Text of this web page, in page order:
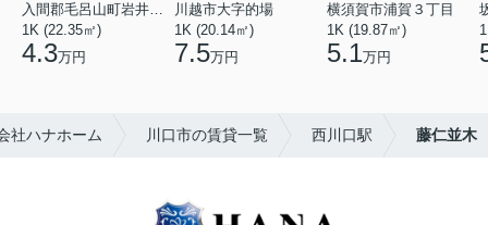
入間郡毛呂山町岩井西１丁目
1K (22.35㎡)
4.3万円
川越市大字的場
1K (20.14㎡)
7.5万円
横須賀市浦賀３丁目
1K (19.87㎡)
5.1万円
社ハナホーム 川口市の賃貸一覧 西川口駅 藤仁並木